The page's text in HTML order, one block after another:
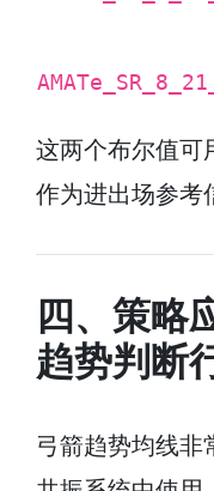
这两个布尔值可
作为进出场参考
四、策略
趋势判断
弓箭趋势均线非